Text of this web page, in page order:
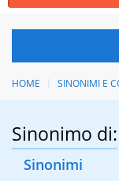
HOME SINONIMI E
Sinonimo di:
Sinonimi